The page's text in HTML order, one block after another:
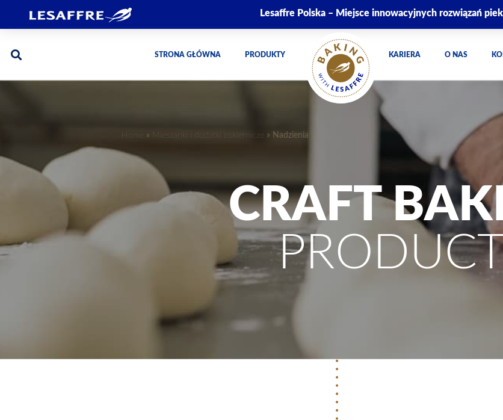
Lesaffre Polska – Miejsce innowacyjnych rozwiązań
STRONA GŁÓWNA PRODUKTY KARIERA O NAS
» Mieszanki i dodatki cukiernicze » Nadzienia
CRAFT